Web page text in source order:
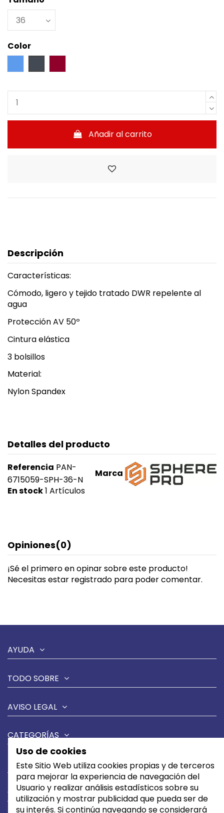
Color
Añadir al carrito
Descripción
Características:
Cómodo, ligero y tejido tratado DWR repelente al
agua
Protección AV 50º
Cintura elástica
3 bolsillos
Material:
Nylon Spandex
Detalles del producto
Marca
Referencia PAN-
6715059-SPH-36-N
En stock1 Artículos
Opiniones(0)
¡Sé el primero en opinar sobre este producto!
Necesitas estar registrado para poder comentar.
AYUDA
TODO SOBRE
AVISO LEGAL
CATEGORÍAS
MARCAS
CONTÁCTANOS
Uso de cookies
Este Sitio Web utiliza cookies propias y de terceros
para mejorar la experiencia de navegación del
Usuario y realizar análisis estadísticos sobre su
utilización y mostrar publicidad que pueda ser de
su interés. Si continúa navegando se considerará